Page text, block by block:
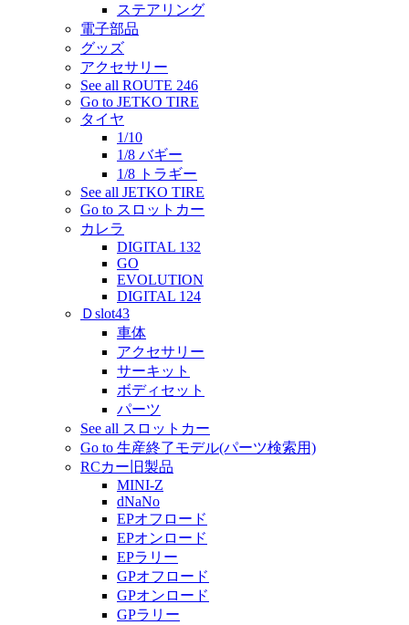
ステアリング
電子部品
グッズ
アクセサリー
See all ROUTE 246
Go to JETKO TIRE
タイヤ
1/10
1/8 バギー
1/8 トラギー
See all JETKO TIRE
Go to スロットカー
カレラ
DIGITAL 132
GO
EVOLUTION
DIGITAL 124
Ｄslot43
車体
アクセサリー
サーキット
ボディセット
パーツ
See all スロットカー
Go to 生産終了モデル(パーツ検索用)
RCカー旧製品
MINI-Z
dNaNo
EPオフロード
EPオンロード
EPラリー
GPオフロード
GPオンロード
GPラリー